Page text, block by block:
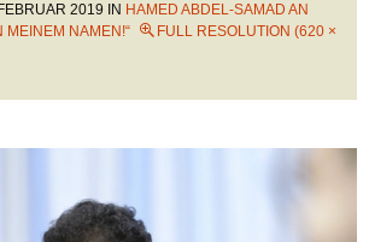
2019 IN HAMED ABDEL-SAMAD AN
MEINEM NAMEN!“
FULL RESOLUTION (620 ×